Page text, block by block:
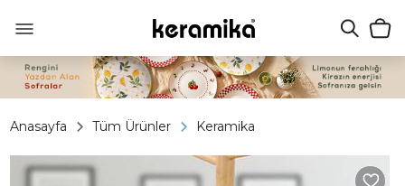
Anasayfa Tüm Ürünler Keramika